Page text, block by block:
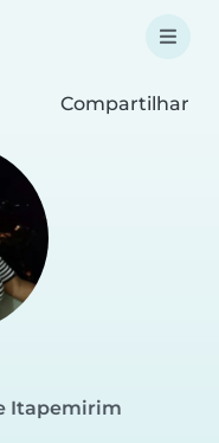
Compartilhar
Itapemirim